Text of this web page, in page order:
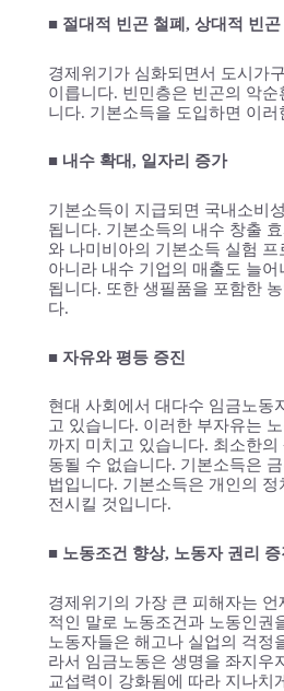
■ 절대적 빈곤 철폐, 상대적 빈
경제위기가 심화되면서 도시가
이릅니다. 빈민층은 빈곤의 악
니다. 기본소득을 도입하면 이
■ 내수 확대, 일자리 증가
기본소득이 지급되면 국내소비
됩니다. 기본소득의 내수 창출
와 나미비아의 기본소득 실험
아니라 내수 기업의 매출도 늘
됩니다. 또한 생필품을 포함한
다.
■ 자유와 평등 증진
현대 사회에서 대다수 임금노동
고 있습니다. 이러한 부자유는
까지 미치고 있습니다. 최소한
동될 수 없습니다. 기본소득은
법입니다. 기본소득은 개인의
전시킬 것입니다.
■ 노동조건 향상, 노동자 권리 증
경제위기의 가장 큰 피해자는
적인 말로 노동조건과 노동인권
노동자들은 해고나 실업의 걱정
라서 임금노동은 생명을 좌지우
교섭력이 강화됨에 따라 지나치